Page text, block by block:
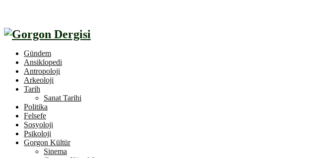
Gündem
Ansiklopedi
Antropoloji
Arkeoloji
Tarih
Sanat Tarihi
Politika
Felsefe
Sosyoloji
Psikoloji
Gorgon Kültür
Sinema